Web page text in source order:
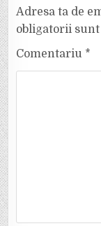
Adresa ta de
obligatorii
Comentariu *